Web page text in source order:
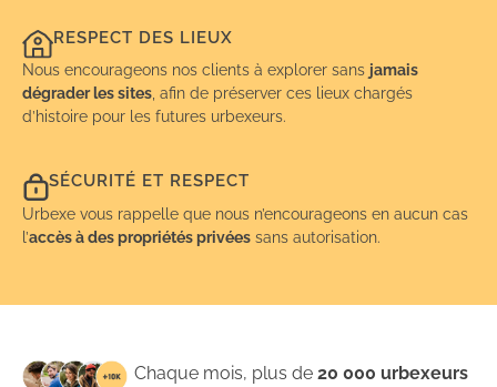
RESPECT DES LIEUX
Nous encourageons nos clients à explorer sans jamais
dégrader les sites , afin de préserver ces lieux chargés
d’histoire pour les futures urbexeurs.
SÉCURITÉ ET RESPECT
Urbexe vous rappelle que nous n’encourageons en aucun cas
l’accès à des propriétés privées sans autorisation.
Chaque mois, plus de20 000 urbexeurs